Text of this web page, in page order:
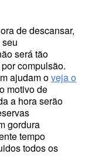
de descansar,
será tão
compulsão.
ajudam oveja o
motivo de
a hora serão
gordura
tempo
todos os